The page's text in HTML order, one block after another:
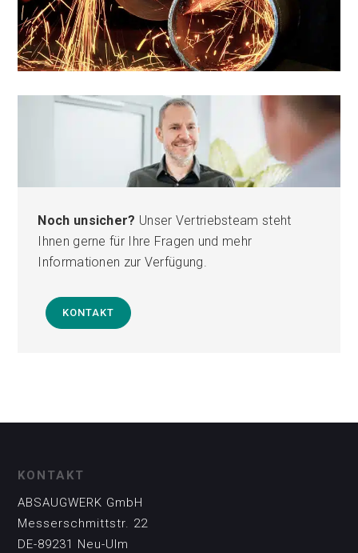
Noch unsicher? Unser Vertriebsteam steht
Ihnen gerne für Ihre Fragen und mehr
Informationen zur Verfügung.
KONTAKT
KONTAKT
ABSAUGWERK GmbH
Messerschmittstr. 22
DE-89231 Neu-Ulm